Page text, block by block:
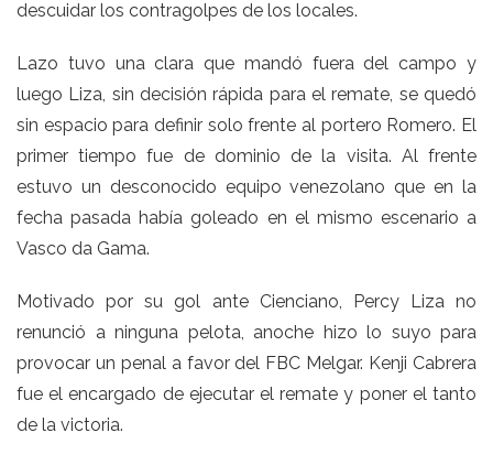
descuidar los contragolpes de los locales.
Lazo tuvo una clara que mandó fuera del campo y
luego Liza, sin decisión rápida para el remate, se quedó
sin espacio para definir solo frente al portero Romero. El
primer tiempo fue de dominio de la visita. Al frente
estuvo un desconocido equipo venezolano que en la
fecha pasada había goleado en el mismo escenario a
Vasco da Gama.
Motivado por su gol ante Cienciano, Percy Liza no
renunció a ninguna pelota, anoche hizo lo suyo para
provocar un penal a favor del FBC Melgar. Kenji Cabrera
fue el encargado de ejecutar el remate y poner el tanto
de la victoria.